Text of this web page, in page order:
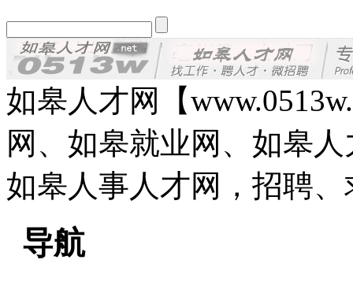
如皋人才网【
网、如皋就业网、如皋
如皋人事人才网，招聘
导航